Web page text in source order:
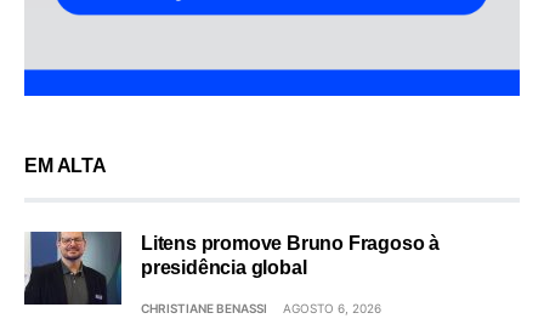
EM ALTA
Litens promove Bruno Fragoso à
presidência global
CHRISTIANE BENASSI AGOSTO 6, 2026